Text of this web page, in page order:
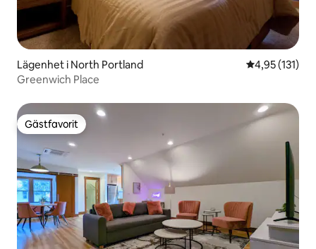
Lägenhet i North Portland 4,95 av 5 i
4,95 (131)
Greenwich Place
Gästfavorit
Gästfavorit